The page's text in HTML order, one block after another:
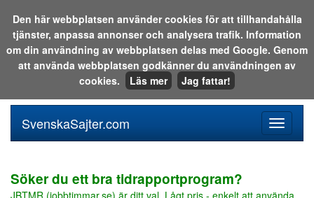
Sök i katalogen eller på webben:
meny
SvenskaSajter.com
Söker du ett bra tidrapportprogram?
Den här webbplatsen använder cookies för att tillhandahålla
tjänster, anpassa annonser och analysera trafik. Information
om din användning av webbplatsen delas med Google. Genom
att använda webbplatsen godkänner du användningen av
cookies.
Läs mer Jag fattar!